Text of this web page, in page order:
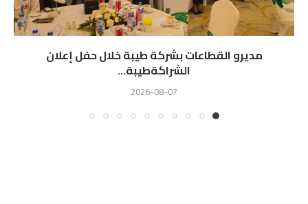
مديرو القطاعات بشركة طيبة خلال حفل إعلان
الشراكةطيبة...
2026-08-07